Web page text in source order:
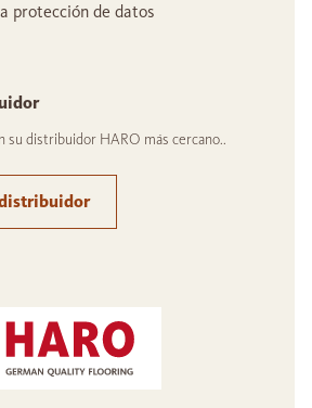
protección de datos
su distribuidor HARO más cercano..